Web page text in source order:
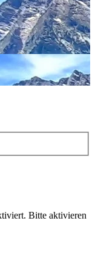
Bitte aktivieren